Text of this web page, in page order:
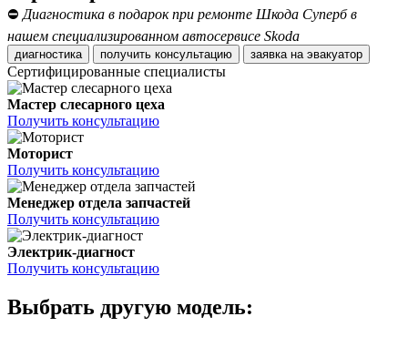
⛔ Диагностика в подарок при ремонте Шкода Суперб в
нашем специализированном автосервисе Skoda
диагностика получить консультацию заявка на эвакуатор
Сертифицированные специалисты
Мастер слесарного цеха
Получить консультацию
Моторист
Получить консультацию
Менеджер отдела запчастей
Получить консультацию
Электрик-диагност
Получить консультацию
Выбрать другую модель: